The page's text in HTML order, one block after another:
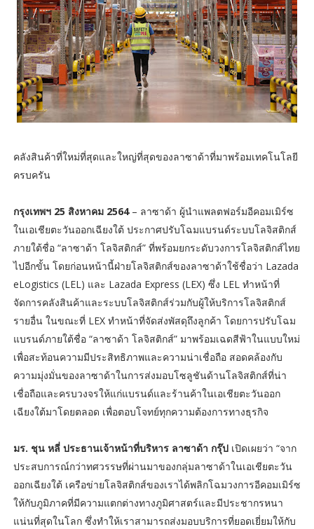
คลังสินค้าที่ใหม่ที่สุดและใหญ่ที่สุดของลาซาด้าที่มาพร้อมเทคโนโลยี
ครบครัน
กรุงเทพฯ 25 สิงหาคม 2564 – ลาซาด้า ผู้นำแพลตฟอร์มอีคอมเมิร์ซ
ในเอเชียตะวันออกเฉียงใต้ ประกาศปรับโฉมแบรนด์ระบบโลจิสติกส์
ภายใต้ชื่อ “ลาซาด้า โลจิสติกส์” ที่พร้อมยกระดับวงการโลจิสติกส์ไทย
ไปอีกขั้น โดยก่อนหน้านี้ฝ่ายโลจิสติกส์ของลาซาด้าใช้ชื่อว่า Lazada
eLogistics (LEL) และ Lazada Express (LEX) ซึ่ง LEL ทำหน้าที่
จัดการคลังสินค้าและระบบโลจิสติกส์ร่วมกับผู้ให้บริการโลจิสติกส์
รายอื่น ในขณะที่ LEX ทำหน้าที่จัดส่งพัสดุถึงลูกค้า โดยการปรับโฉม
แบรนด์ภายใต้ชื่อ “ลาซาด้า โลจิสติกส์” มาพร้อมเฉดสีฟ้าในแบบใหม่
เพื่อสะท้อนความมีประสิทธิภาพและความน่าเชื่อถือ สอดคล้องกับ
ความมุ่งมั่นของลาซาด้าในการส่งมอบโซลูชันด้านโลจิสติกส์ที่น่า
เชื่อถือและครบวงจรให้แก่แบรนด์และร้านค้าในเอเชียตะวันออก
เฉียงใต้มาโดยตลอด เพื่อตอบโจทย์ทุกความต้องการทางธุรกิจ
มร. ชุน หลี่ ประธานเจ้าหน้าที่บริหาร ลาซาด้า กรุ๊ป เปิดเผยว่า “จาก
ประสบการณ์กว่าทศวรรษที่ผ่านมาของกลุ่มลาซาด้าในเอเชียตะวัน
ออกเฉียงใต้ เครือข่ายโลจิสติกส์ของเราได้พลิกโฉมวงการอีคอมเมิร์ซ
ให้กับภูมิภาคที่มีความแตกต่างทางภูมิศาสตร์และมีประชากรหนา
แน่นที่สุดในโลก ซึ่งทำให้เราสามารถส่งมอบบริการที่ยอดเยี่ยมให้กับ